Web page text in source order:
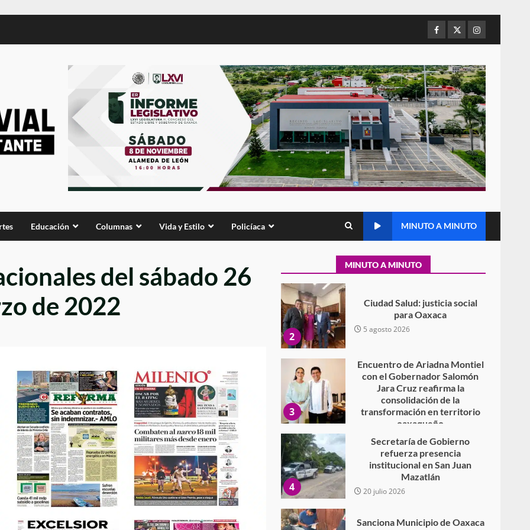
Facebook
TwitterInstagram
Educación Columnas Vida y Estilo Policíaca MINUTO A MINUTO
del sábado 26
de 2022
MINUTO A MINUTO
animal tras denuncia ciudadana
6
Detienen a Ernesto Ruffo en
Baja California; FGR lo investiga
por presuntos delitos de
delincuencia organizada y
contrabando
16 julio 2026
7
Sin paso carretera Oaxaca-
Cuacnopalan
26 junio 2026
Exhorta Poder Legislativo al
IEEPO y al Iocied a realizar una
instalaciones de la Escuela
Secundaria General Moisés
5 agosto 2026
2
Ciudad Salud: justicia social
para Oaxaca
5 agosto 2026
3
Encuentro de Ariadna Montiel
con el Gobernador Salomón
Jara Cruz reafirma la
consolidación de la
transformación en territorio
oaxaqueño
30 julio 2026
4
Secretaría de Gobierno
refuerza presencia
institucional en San Juan
Mazatlán
20 julio 2026
Sanciona Municipio de Oaxaca